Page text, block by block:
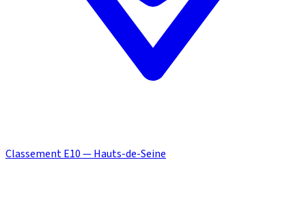
Classement E10 — Hauts-de-Seine